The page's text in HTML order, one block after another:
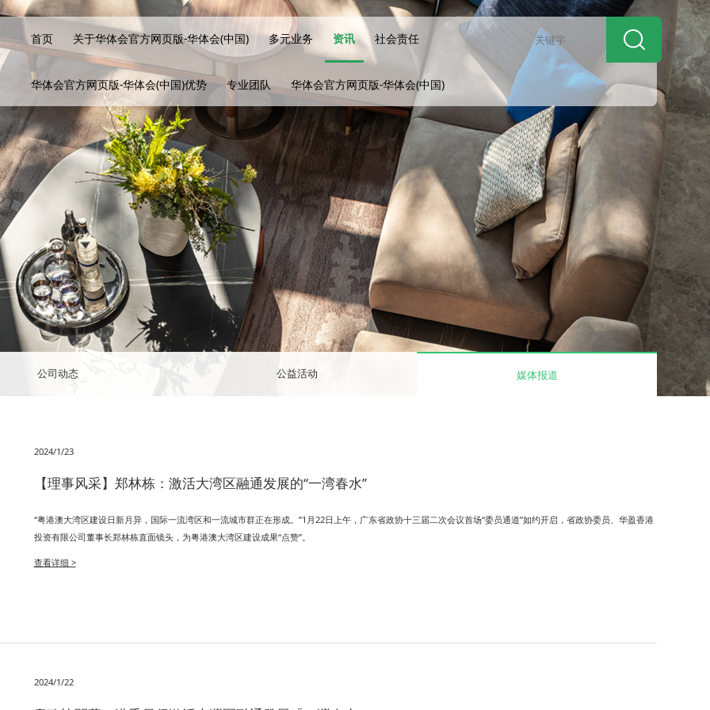
首页 关于华体会官方网页版-华体会(中国) 多元业务 资讯 社会责任
华体会官方网页版-华体会(中国)优势 专业团队 华体会官方网页版-华体会(中国)
公司动态 公益活动 媒体报道
2024/1/23
【理事风采】郑林栋：激活大湾区融通发展的“一湾春水”
“粤港澳大湾区建设日新月异，国际一流湾区和一流城市群正在形成。”1月22日上午，广东省政协十三届二次会议首场“委员通道”如约开启，省政协委员、华盈香港
投资有限公司董事长郑林栋直面镜头，为粤港澳大湾区建设成果“点赞”。
查看详细 >
2024/1/22